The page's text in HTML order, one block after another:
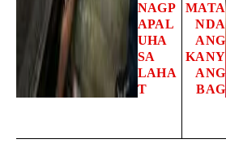
NAGP
APAL
UHA
SA
LAHA
T
MATA
NDA
ANG
KANY
ANG
BAG